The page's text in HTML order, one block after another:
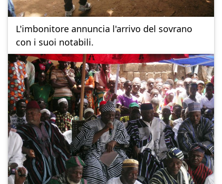
L'imbonitore annuncia l'arrivo del sovrano
con i suoi notabili.